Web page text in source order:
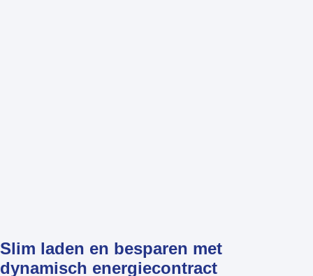
Slim laden en besparen met
dynamisch energiecontract